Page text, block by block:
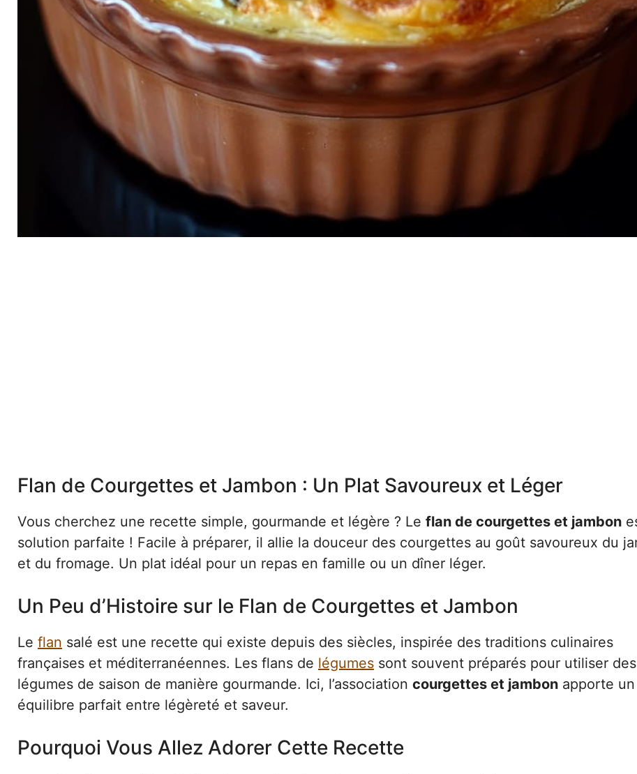
Flan de Courgettes et Jambon : Un Plat Savoureux et Léger
Vous cherchez une recette simple, gourmande et légère ? Le flan de courgettes et jambon
solution parfaite ! Facile à préparer, il allie la douceur des courgettes au goût savoureux du
et du fromage. Un plat idéal pour un repas en famille ou un dîner léger.
Un Peu d’Histoire sur le Flan de Courgettes et Jambon
Le flan salé est une recette qui existe depuis des siècles, inspirée des traditions culinaires
françaises et méditerranéennes. Les flans de légumes sont souvent préparés pour utiliser des
légumes de saison de manière gourmande. Ici, l’association courgettes et jambon apporte un
équilibre parfait entre légèreté et saveur.
Pourquoi Vous Allez Adorer Cette Recette